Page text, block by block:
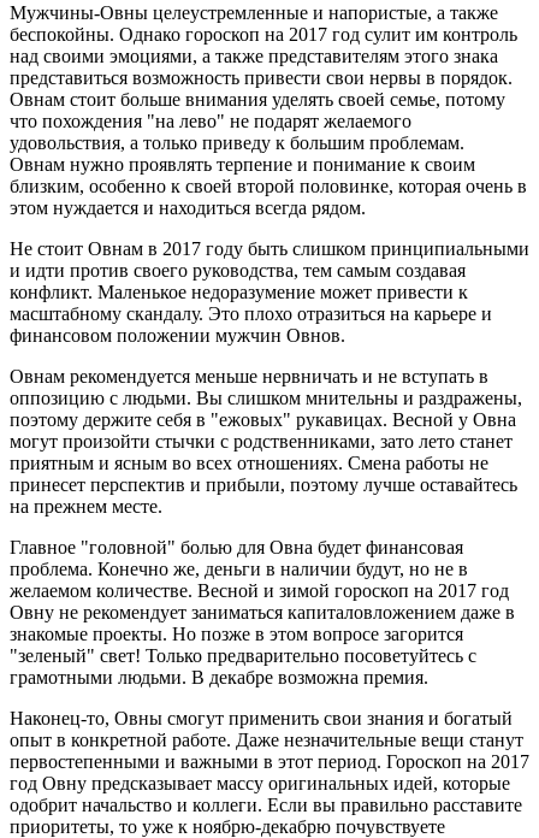
Мужчины-Овны целеустремленные и напористые, а также
беспокойны. Однако гороскоп на 2017 год сулит им контроль
над своими эмоциями, а также представителям этого знака
представиться возможность привести свои нервы в порядок.
Овнам стоит больше внимания уделять своей семье, потому
что похождения "на лево" не подарят желаемого
удовольствия, а только приведу к большим проблемам.
Овнам нужно проявлять терпение и понимание к своим
близким, особенно к своей второй половинке, которая очень в
этом нуждается и находиться всегда рядом.
Не стоит Овнам в 2017 году быть слишком принципиальными
и идти против своего руководства, тем самым создавая
конфликт. Маленькое недоразумение может привести к
масштабному скандалу. Это плохо отразиться на карьере и
финансовом положении мужчин Овнов.
Овнам рекомендуется меньше нервничать и не вступать в
оппозицию с людьми. Вы слишком мнительны и раздражены,
поэтому держите себя в "ежовых" рукавицах. Весной у Овна
могут произойти стычки с родственниками, зато лето станет
приятным и ясным во всех отношениях. Смена работы не
принесет перспектив и прибыли, поэтому лучше оставайтесь
на прежнем месте.
Главное "головной" болью для Овна будет финансовая
проблема. Конечно же, деньги в наличии будут, но не в
желаемом количестве. Весной и зимой гороскоп на 2017 год
Овну не рекомендует заниматься капиталовложением даже в
знакомые проекты. Но позже в этом вопросе загорится
"зеленый" свет! Только предварительно посоветуйтесь с
грамотными людьми. В декабре возможна премия.
Наконец-то, Овны смогут применить свои знания и богатый
опыт в конкретной работе. Даже незначительные вещи станут
первостепенными и важными в этот период. Гороскоп на 2017
год Овну предсказывает массу оригинальных идей, которые
одобрит начальство и коллеги. Если вы правильно расставите
приоритеты, то уже к ноябрю-декабрю почувствуете